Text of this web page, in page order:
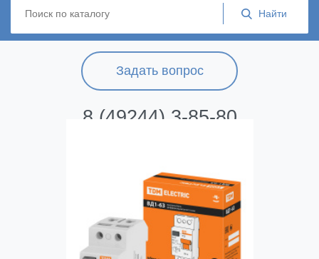
Задать вопрос
8 (49244) 3-85-80